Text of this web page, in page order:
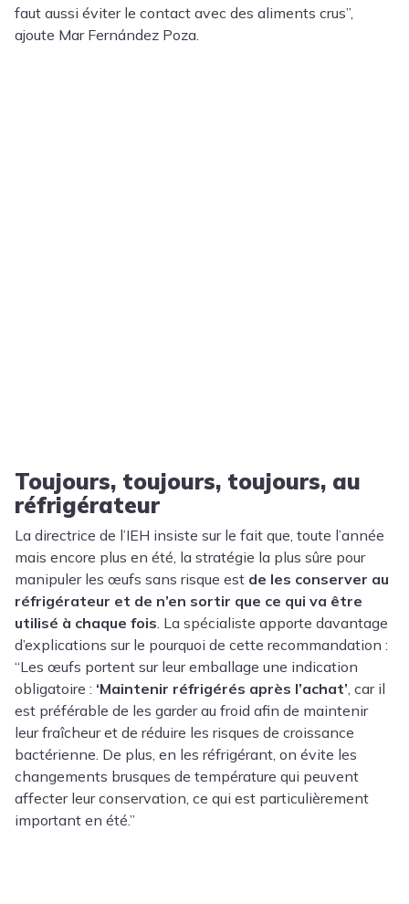
faut aussi éviter le contact avec des aliments crus”,
ajoute Mar Fernández Poza.
Toujours, toujours, toujours, au
réfrigérateur
La directrice de l’IEH insiste sur le fait que, toute l’année
mais encore plus en été, la stratégie la plus sûre pour
manipuler les œufs sans risque est de les conserver au
réfrigérateur et de n’en sortir que ce qui va être
utilisé à chaque fois . La spécialiste apporte davantage
d’explications sur le pourquoi de cette recommandation :
“Les œufs portent sur leur emballage une indication
obligatoire : ‘Maintenir réfrigérés après l’achat’ , car il
est préférable de les garder au froid afin de maintenir
leur fraîcheur et de réduire les risques de croissance
bactérienne. De plus, en les réfrigérant, on évite les
changements brusques de température qui peuvent
affecter leur conservation, ce qui est particulièrement
important en été.”